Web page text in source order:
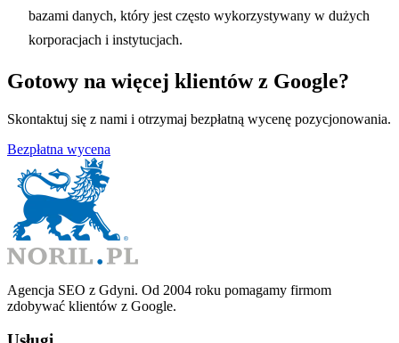
bazami danych, który jest często wykorzystywany w dużych
korporacjach i instytucjach.
Gotowy na więcej klientów z Google?
Skontaktuj się z nami i otrzymaj bezpłatną wycenę pozycjonowania.
Bezpłatna wycena
Agencja SEO z Gdyni. Od 2004 roku pomagamy firmom
zdobywać klientów z Google.